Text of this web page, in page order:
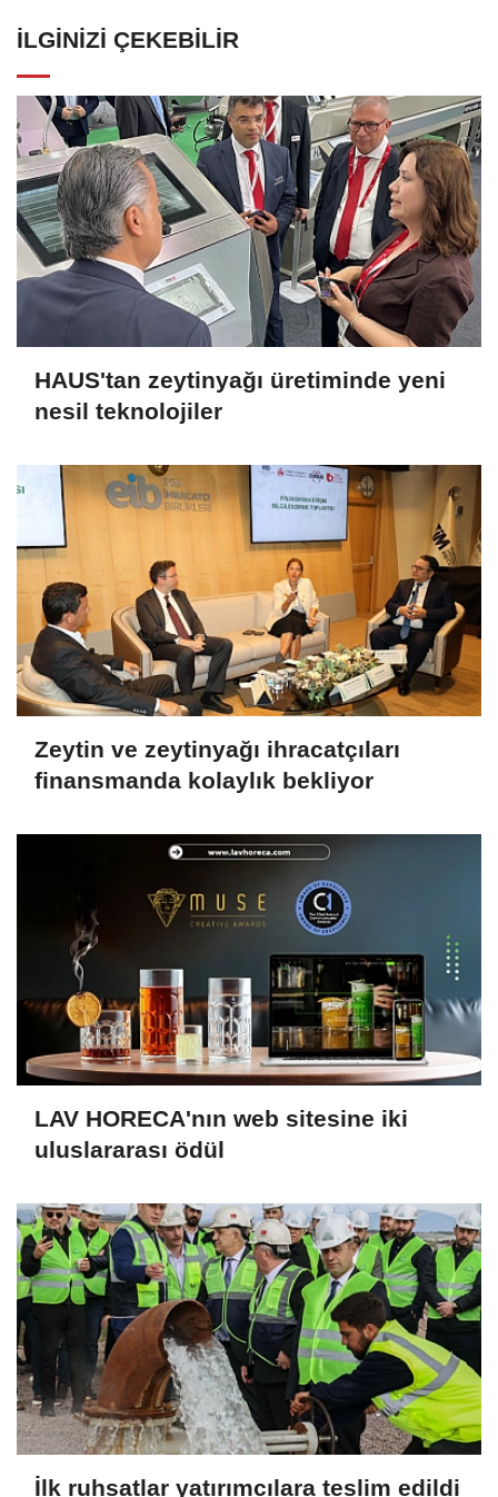
İLGINIZI ÇEKEBILIR
HAUS'tan zeytinyağı üretiminde yeni
nesil teknolojiler
Zeytin ve zeytinyağı ihracatçıları
finansmanda kolaylık bekliyor
LAV HORECA'nın web sitesine iki
uluslararası ödül
İlk ruhsatlar yatırımcılara teslim edildi